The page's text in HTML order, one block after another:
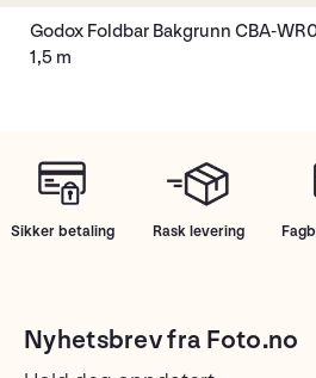
Godox Foldbar Bakgrunn CBA-
1,5 m
Sikker betaling Rask levering
Nyhetsbrev fra Foto.no